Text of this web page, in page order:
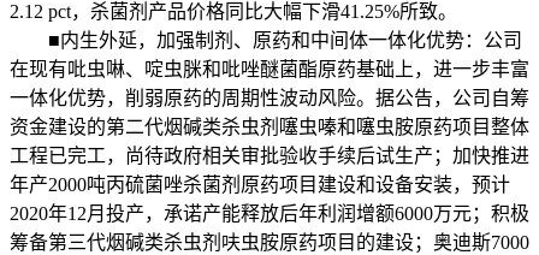
2.12 pct，杀菌剂产品价格同比大幅下滑41.25%所致。
■内生外延，加强制剂、原药和中间体一体化优势：公司
在现有吡虫啉、啶虫脒和吡唑醚菌酯原药基础上，进一步丰富
一体化优势，削弱原药的周期性波动风险。据公告，公司自筹
资金建设的第二代烟碱类杀虫剂噻虫嗪和噻虫胺原药项目整体
工程已完工，尚待政府相关审批验收手续后试生产；加快推进
年产2000吨丙硫菌唑杀菌剂原药项目建设和设备安装，预计
2020年12月投产，承诺产能释放后年利润增额6000万元；积极
筹备第三代烟碱类杀虫剂呋虫胺原药项目的建设；奥迪斯7000